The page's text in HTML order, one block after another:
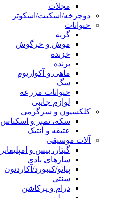
مجلات
دوچرخه/اسکیت/اسکوتر
حیوانات
گربه
موش و خرگوش
خزنده
پرنده
ماهی و آکواریوم
سگ
حیوانات مزرعه
لوازم جانبی
کلکسیون و سرگرمی
سکه، تمبر و اسکناس
عتیقه و آنتیک
آلات موسیقی
گیتار، بیس و امپلیفایر
سازهای بادی
پیانو/کیبورد/آکاردئون
سنتی
درام و پرکاشن